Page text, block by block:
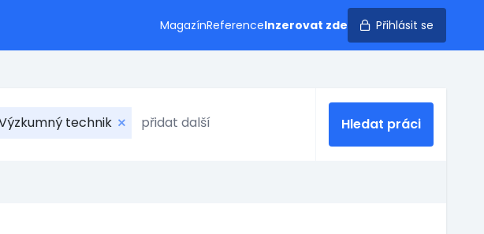
MagazínReferenceInzerovat zde Přihlásit se
technik Hledat práci